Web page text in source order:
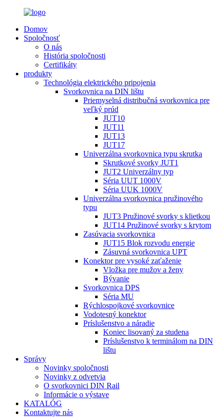
Domov
Spoločnosť
O nás
História spoločnosti
Certifikáty
produkty
Technológia elektrického pripojenia
Svorkovnica na DIN lištu
Priemyselná distribučná svorkovnica pre
veľký prúd
JUT10
JUT11
JUT13
JUT17
Univerzálna svorkovnica typu skrutka
Skrutkové svorky JUT1
JUT2 Univerzálny typ
Séria UUT 1000V
Séria UUK 1000V
Univerzálna svorkovnica pružinového
typu
JUT3 Pružinové svorky s klietkou
JUT14 Pružinové svorky s krytom
Zasúvacia svorkovnica
JUT15 Blok rozvodu energie
Zásuvná svorkovnica UPT
Konektor pre vysoké zaťaženie
Vložka pre mužov a ženy
Bývanie
Svorkovnica DPS
Séria MU
Rýchlospojkové svorkovnice
Vodotesný konektor
Príslušenstvo a náradie
Koniec lisovaný za studena
Príslušenstvo k terminálom na DIN
lištu
Správy
Novinky spoločnosti
Novinky z odvetvia
O svorkovnici DIN Rail
Informácie o výstave
KATALÓG
Kontaktujte nás